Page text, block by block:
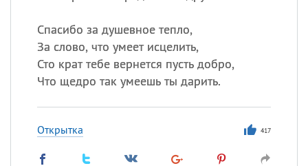
Спасибо за душевное тепло,
За слово, что умеет исцелить,
Сто крат тебе вернется пусть добро,
Что щедро так умеешь ты дарить.
Открытка 417